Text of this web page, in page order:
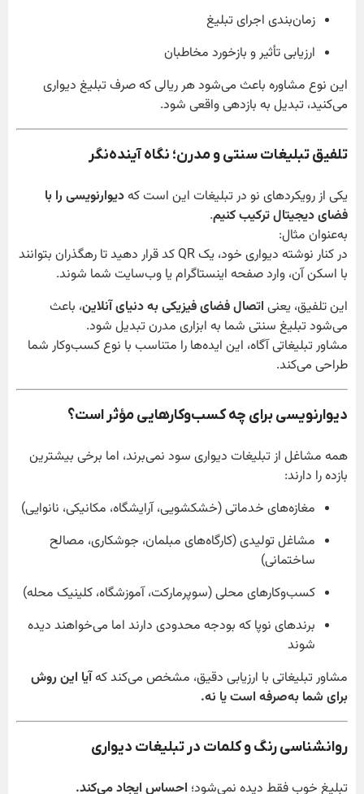
زمان‌بندی اجرای تبلیغ
ارزیابی تأثیر و بازخورد مخاطبان
این نوع مشاوره باعث می‌شود هر ریالی که صرف تبلیغ دیواری
می‌کنید، تبدیل به بازدهی واقعی شود.
تلفیق تبلیغات سنتی و مدرن؛ نگاه آینده‌نگر
یکی از رویکردهای نو در تبلیغات این است کهدیوارنویسی را با
فضای دیجیتال ترکیب کنیم.
به‌عنوان مثال:
در کنار نوشته دیواری خود، یک QR کد قرار دهید تا رهگذران بتوانند
با اسکن آن، وارد صفحه اینستاگرام یا وب‌سایت شما شوند.
این تلفیق، یعنی اتصال فضای فیزیکی به دنیای آنلاین، باعث
می‌شود تبلیغ سنتی شما به ابزاری مدرن تبدیل شود.
مشاور تبلیغاتی آگاه، این ایده‌ها را متناسب با نوع کسب‌وکار شما
طراحی می‌کند.
دیوارنویسی برای چه کسب‌وکارهایی مؤثر است؟
همه مشاغل از تبلیغات دیواری سود نمی‌برند، اما برخی بیشترین
بازده را دارند:
مغازه‌های خدماتی (خشکشویی، آرایشگاه، مکانیکی، نانوایی)
مشاغل تولیدی (کارگاه‌های مبلمان، جوشکاری، مصالح
ساختمانی)
کسب‌وکارهای محلی (سوپرمارکت، آموزشگاه، کلینیک محله)
برندهای نوپا که بودجه محدودی دارند اما می‌خواهند دیده
شوند
مشاور تبلیغاتی با ارزیابی دقیق، مشخص می‌کند کهآیا این روش
برای شما به‌صرفه است یا نه.
روانشناسی رنگ و کلمات در تبلیغات دیواری
تبلیغ خوب فقط دیده نمی‌شود؛ احساس ایجاد می‌کند.